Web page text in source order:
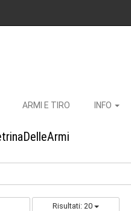
ARMI E TIRO INFO
Risultati: 20